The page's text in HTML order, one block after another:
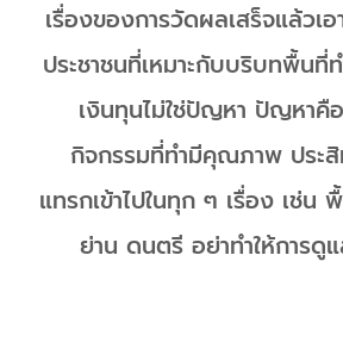
เรื่องของการวัดผลเสร็จแล้วเ
ประชาชนที่เหมาะกับบริบทพื้นที่
เงินทุนไม่ใช่ปัญหา ปัญหาคื
กิจกรรมที่ทำมีคุณภาพ ประ
แทรกเข้าไปในทุก ๆ เรื่อง เช่น
ย่าน ดนตรี อย่าทำให้การดู